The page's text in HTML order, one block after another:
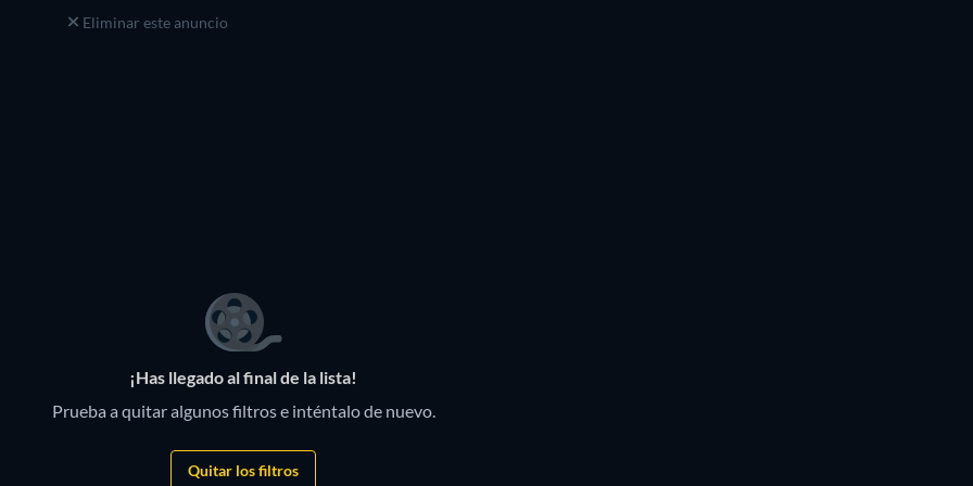
Eliminar este anuncio
¡Has llegado al final de la lista!
Prueba a quitar algunos filtros e inténtalo de nuevo.
Quitar los filtros